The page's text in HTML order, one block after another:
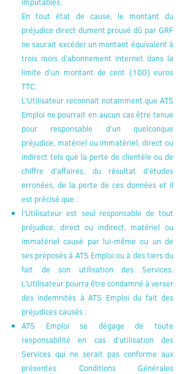
En tout état de cause, le montant du
préjudice direct dument prouvé dû par GRF
ne saurait excéder un montant équivalent à
trois mois d’abonnement internet dans la
limite d’un montant de cent (100) euros
TTC.
L’Utilisateur reconnait notamment que ATS
Emploi ne pourrait en aucun cas être tenue
pour responsable d’un quelconque
préjudice, matériel ou immatériel, direct ou
indirect tels que la perte de clientèle ou de
chiffre d’affaires, du résultat d’études
erronées, de la perte de ces données et il
est précisé que :
l’Utilisateur est seul responsable de tout
préjudice, direct ou indirect, matériel ou
immatériel causé par lui-même ou un de
ses préposés à ATS Emploi ou à des tiers du
fait de son utilisation des Services.
L’Utilisateur pourra être condamné à verser
des indemnités à ATS Emploi du fait des
préjudices causés ;
ATS Emploi se dégage de toute
responsabilité en cas d’utilisation des
Services qui ne serait pas conforme aux
présentes Conditions Générales